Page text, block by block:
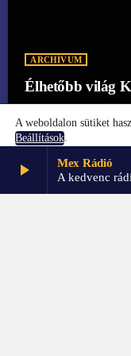
play_arrow
Mex Rádió
A kedvenc
ARCHÍVUM
Élhetőbb világ
FŐOLDAL
A weboldalon sütiket
Beállítások.
Elfogadom